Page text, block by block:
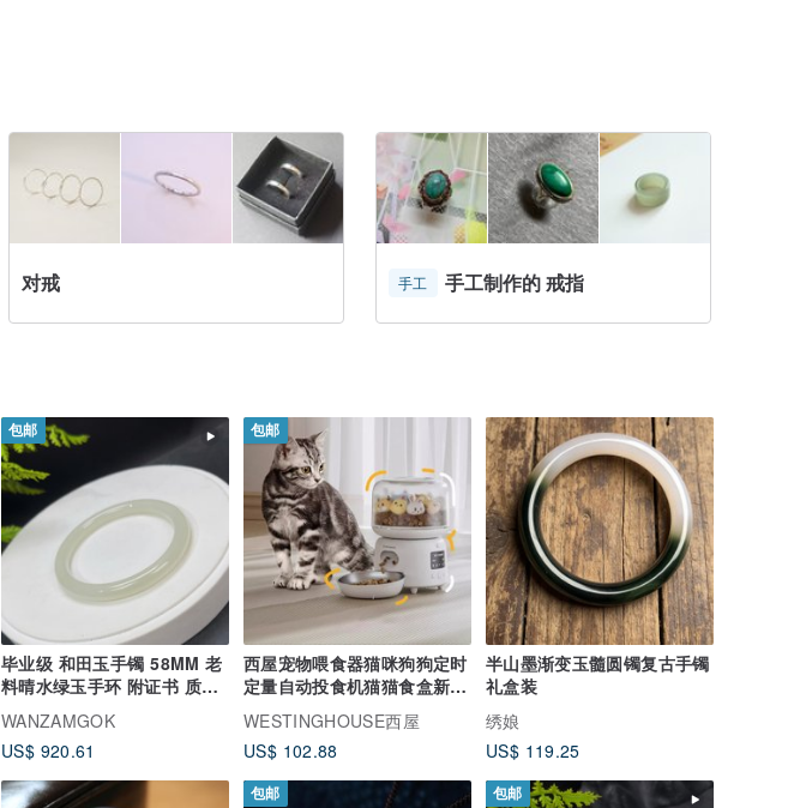
对戒 手工 手工制作的 戒指
包邮
毕业级 和田玉手镯 58MM 老
料晴水绿玉手环 附证书 质地
温润细腻
WANZAMGOK
US$ 920.61
包邮
西屋宠物喂食器猫咪狗狗定时
定量自动投食机猫猫食盒新年
礼物
WESTINGHOUSE西屋
US$ 102.88
半山墨渐变玉髓圆镯复古手镯
礼盒装
绣娘
US$ 119.25
包邮 包邮